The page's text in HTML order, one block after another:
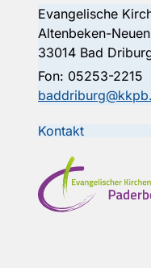
Evangelische
Altenbeken-
33014 Bad
Fon: 05253-2215
Kontakt